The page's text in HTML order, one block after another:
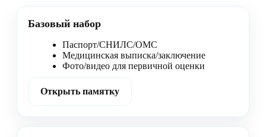
Базовый набор
Паспорт/СНИЛС/ОМС
Медицинская выписка/заключение
Фото/видео для первичной оценки
Открыть памятку